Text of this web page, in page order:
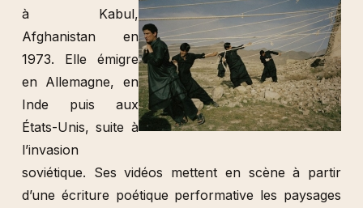
à Kabul,
Afghanistan en
1973. Elle émigre
en Allemagne, en
Inde puis aux
États-Unis, suite à
l’invasion
soviétique. Ses vidéos mettent en scène à partir
d’une écriture poétique performative les paysages